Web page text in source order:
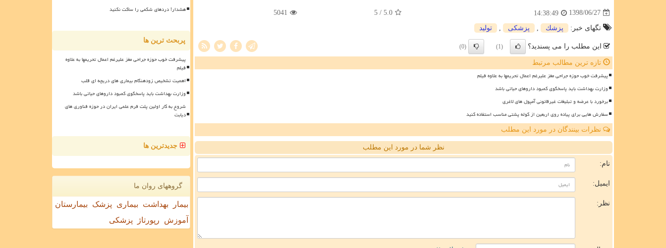
1398/06/27
14:38:49
5.0
/ 5
5041
تگهای خبر: پزشك پزشكی تولید
این مطلب را می پسندید؟ (1)
(0)
تازه ترین مطالب مرتبط
پیشرفت خوب حوزه جراحی مغز علیرغم اعمال تحریمها به علاوه فیلم
وزارت بهداشت باید پاسخگوی کمبود داروهای حیاتی باشد
برخورد با عرضه و تبلیغات غیرقانونی آمپول های لاغری
سفارش هایی برای پیاده روی اربعین از کوله پشتی مناسب استفاده کنید
نظرات بینندگان در مورد این مطلب
نظر شما در مورد این مطلب
نام:
ایمیل:
نظر:
هشدار! دردهای شکمی را ساکت نکنید
پربحث ترین ها
پیشرفت خوب حوزه جراحی مغز علیرغم اعمال تحریمها به علاوه
فیلم
اهمیت تشخیص زودهنگام بیماری های دریچه ای قلب
وزارت بهداشت باید پاسخگوی کمبود داروهای حیاتی باشد
شروع به کار اولین پلت فرم علمی ایران در حوزه فناوری های
دیابت
جدیدترین ها
گروههای روان ما
بیمار بهداشت بیماری پزشک
بیمارستان
آموزش
رپورتاژ پزشکی